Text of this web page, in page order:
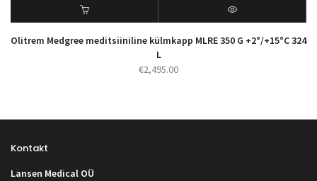
Olitrem Medgree meditsiiniline külmkapp MLRE 350 G +2°/+15°C 324
L
€2,495.00
Kontakt
Lansen Medical OÜ